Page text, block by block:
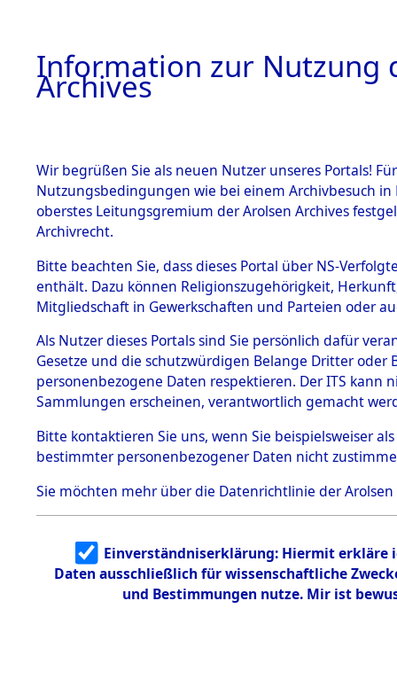
BESTÄNDE
1.
mente
5. Verschiedenes
5.3
Todesmärsche
5.3.1 Alliierte
Erhebungen
zu
Todesmärsch
en
5.3.2
Identifizierun
g
5.3.3
Todesmärsch
und
0067
Information zur Nutzung
Archives
Wir begrüßen Sie als neuen Nutzer unseres Portals!
Nutzungsbedingungen wie bei einem Archivbesuch
oberstes Leitungsgremium der Arolsen Archives
Archivrecht.
Bitte beachten Sie, dass dieses Portal über NS-
enthält. Dazu können Religionszugehörigkeit,
Mitgliedschaft in Gewerkschaften und Parteien oder
Als Nutzer dieses Portals sind Sie persönlich dafür
Gesetze und die schutzwürdigen Belange Dritter
personenbezogene Daten respektieren. Der ITS
Sammlungen erscheinen, verantwortlich gemacht
Bitte kontaktieren Sie uns, wenn Sie beispielsweiser
bestimmter personenbezogener Daten nicht
Sie möchten mehr über die Datenrichtlinie der Arolsen
Einverständniserklärung: Hiermit erkläre
Daten ausschließlich für wissenschaftliche
und Bestimmungen nutze. Mir ist